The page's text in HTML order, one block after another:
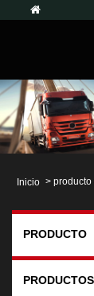
Inicio > producto
PRODUCTO